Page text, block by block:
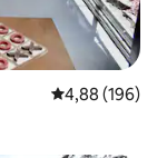
5 üzerinden
4,88 (196)